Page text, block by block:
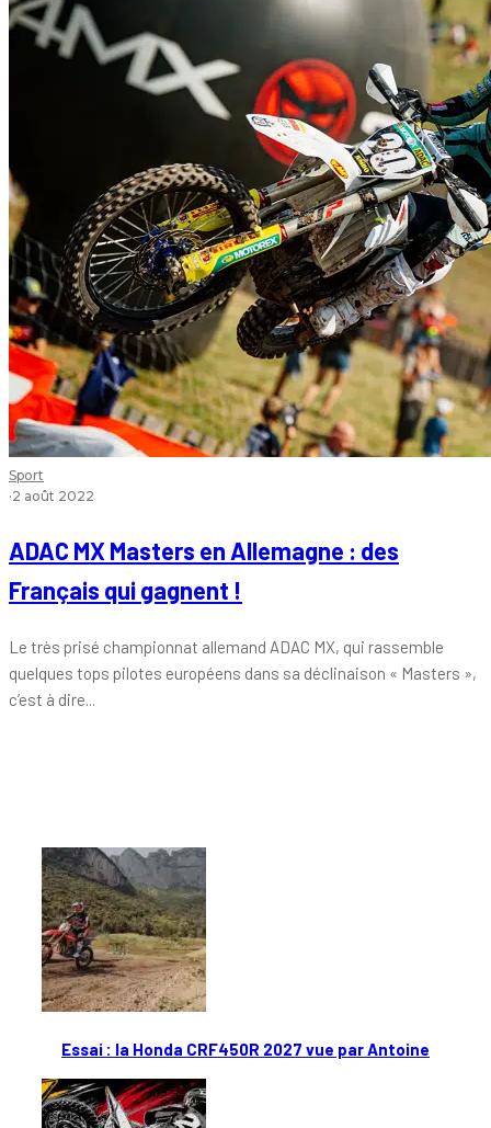
Sport
·2 août 2022
ADAC MX Masters en Allemagne : des
Français qui gagnent !
Le très prisé championnat allemand ADAC MX, qui rassemble
quelques tops pilotes européens dans sa déclinaison « Masters »,
c’est à dire...
Essai : la Honda CRF450R 2027 vue par Antoine